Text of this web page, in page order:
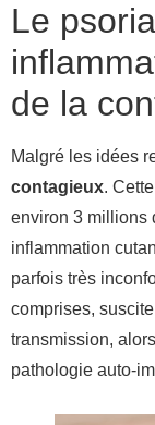
Le
de la
Malgré les idées
contagieux.
environ 3 millions
inflammation
parfois très
comprises,
transmission,
pathologie auto-